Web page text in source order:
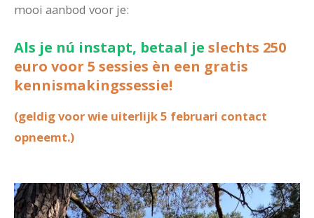
mooi aanbod voor je:
Als je nú instapt, betaal je slechts 250
euro voor 5 sessies èn een gratis
kennismakingssessie!
(geldig voor wie uiterlijk 5 februari contact
opneemt.)